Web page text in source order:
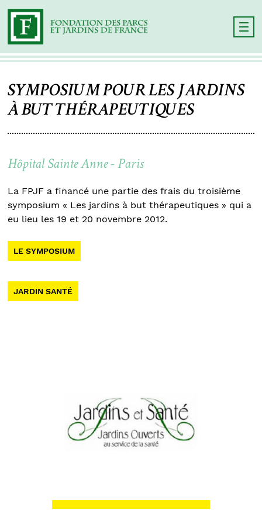
SYMPOSIUM POUR LES JARDINS
À BUT THÉRAPEUTIQUES
Hôpital Sainte Anne - Paris
La FPJF a financé une partie des frais du troisième
symposium « Les jardins à but thérapeutiques » qui a
eu lieu les 19 et 20 novembre 2012.
LE SYMPOSIUM
JARDIN SANTÉ